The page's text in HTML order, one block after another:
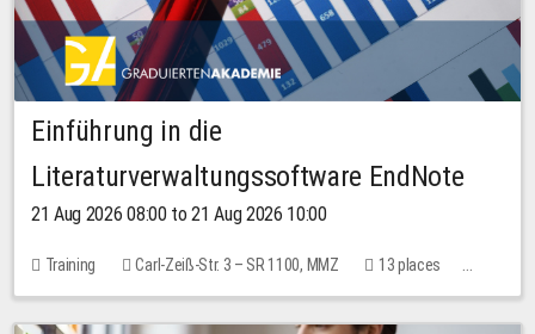
Einführung in die
Literaturverwaltungssoftware EndNote
21 Aug 2026 08:00 to 21 Aug 2026 10:00
Training Carl-Zeiß-Str. 3 – SR 1100, MMZ
13 places
10.00 EUR